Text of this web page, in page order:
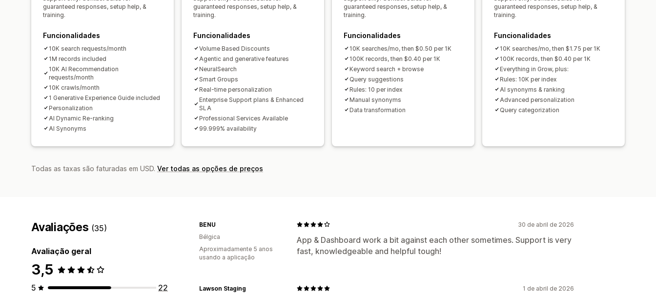
Análise de dados em tempo real Informações sobre o comportamento
Consultas de pesquisa
guaranteed responses, setup help, &
training.
Funcionalidades
10K search requests/month
1M records included
10K AI Recommendation
requests/month
10K crawls/month
1 Generative Experience Guide included
Personalization
AI Dynamic Re-ranking
AI Synonyms
guaranteed responses, setup help, &
training.
Funcionalidades
Volume Based Discounts
Agentic and generative features
NeuralSearch
Smart Groups
Real-time personalization
Enterprise Support plans & Enhanced
SLA
Professional Services Available
99.999% availability
guaranteed responses, setup help, &
training.
Funcionalidades
10K searches/mo, then $0.50 per 1K
100K records, then $0.40 per 1K
Keyword search + browse
Query suggestions
Rules: 10 per index
Manual synonyms
Data transformation
guaranteed responses, setup help, &
training.
Funcionalidades
10K searches/mo, then $1.75 per 1K
100K records, then $0.40 per 1K
Everything in Grow, plus:
Rules: 10K per index
AI synonyms & ranking
Advanced personalization
Query categorization
Todas as taxas são faturadas em USD. Ver todas as opções de preços
Avaliações (35)
Avaliação geral
3,5
5
22
30 de abril de 2026
App & Dashboard work a bit against each other sometimes. Support is very
fast, knowledgeable and helpful tough!
BENU
Bélgica
Aproximadamente 5 anos
usando a aplicação
1 de abril de 2026
Lawson Staging